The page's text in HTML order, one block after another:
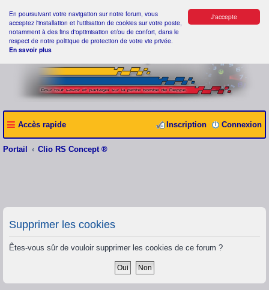
J'accepte
En poursuivant votre navigation sur notre forum, vous
acceptez l'installation et l'utilisation de cookies sur votre poste,
notamment à des fins d'optimisation et/ou de confort, dans le
respect de notre politique de protection de votre vie privée.
En savoir plus
Accès rapide Connexion
Inscription
Portail Clio RS Concept ®
Supprimer les cookies
Êtes-vous sûr de vouloir supprimer les cookies de ce forum ?